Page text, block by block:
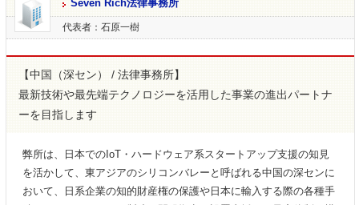
Seven Rich法律事務所
代表者：石原一樹
【中国（深セン） / 法律事務所】
最新技術や最先端テクノロジーを活用した事業の進出パートナ
ーを目指します
弊所は、日本でのIoT・ハードウェア系スタートアップ支援の知見
を活かして、東アジアのシリコンバレーと呼ばれる中国の深センに
おいて、日系企業の知的財産権の保護や日本に輸入する際の各種手